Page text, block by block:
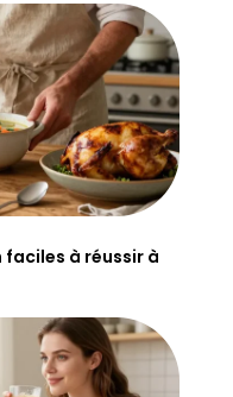
à réussir à